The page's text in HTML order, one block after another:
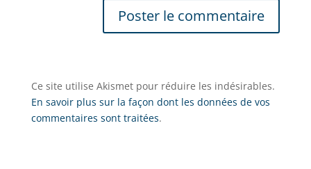
Ce site utilise Akismet pour réduire les indésirables.
En savoir plus sur la façon dont les données de vos
commentaires sont traitées.